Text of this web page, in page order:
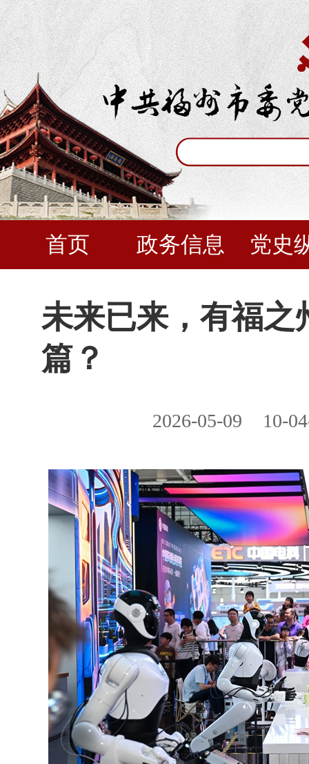
首页 政务信息 党史
未来已来，有福之
篇？
2026-05-09 10-